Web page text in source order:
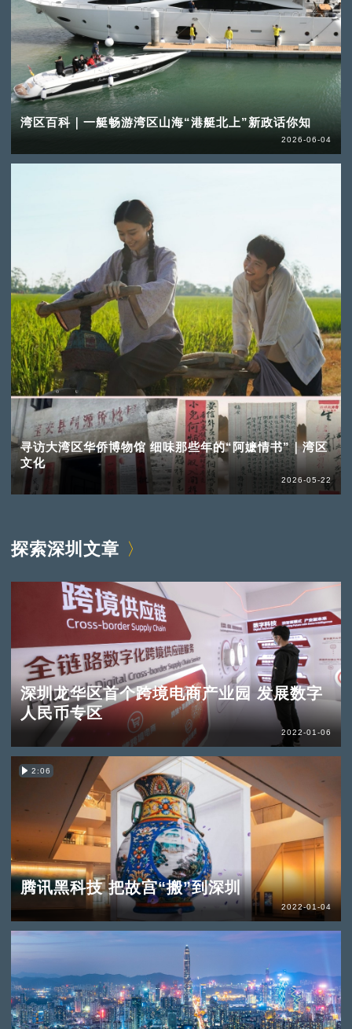
湾区百科｜一艇畅游湾区山海“港艇北上”新政话你知
2026-06-04
寻访大湾区华侨博物馆 细味那些年的“阿嬷情书”｜湾区
文化
2026-05-22
探索深圳文章
深圳龙华区首个跨境电商产业园 发展数字
人民币专区
2022-01-06
2:06
腾讯黑科技 把故宫“搬”到深圳
2022-01-04